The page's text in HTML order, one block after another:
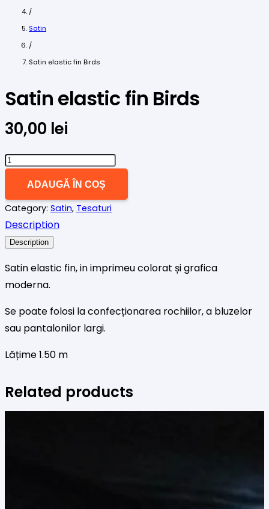
/
Satin
/
Satin elastic fin Birds
Satin elastic fin Birds
30,00 lei
Cantitate
fin
Birds
ADAUGĂ ÎN COȘ
Category: Satin, Tesaturi
Description
Description
Satin elastic fin, in imprimeu colorat și grafica
moderna.
Se poate folosi la confecționarea rochiilor, a bluzelor
sau pantalonilor largi.
Lățime 1.50 m
Related products